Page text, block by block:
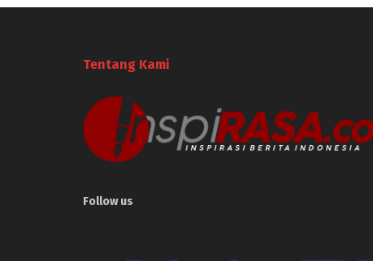
Tentang Kami
Follow us